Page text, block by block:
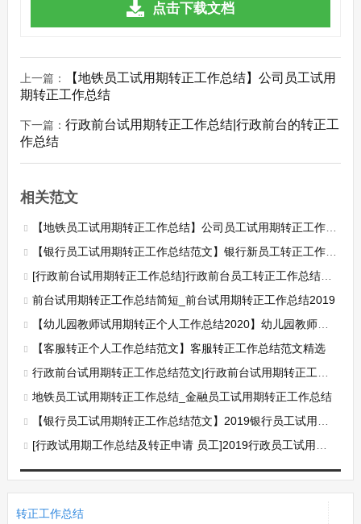
点击下载文档
上一篇：
【地铁员工试用期转正工作总结】公司员工试用
期转正工作总结
下一篇： 行政前台试用期转正工作总结|行政前台的转正工
作总结
相关范文
【地铁员工试用期转正工作总结】公司员工试用期转正工作总结
【银行员工试用期转正工作总结范文】银行新员工转正工作总结范文
[行政前台试用期转正工作总结]行政前台员工转正工作总结2019
前台试用期转正工作总结简短_前台试用期转正工作总结2019
【幼儿园教师试用期转正个人工作总结2020】幼儿园教师试用期转正个人工作总结
【客服转正个人工作总结范文】客服转正工作总结范文精选
行政前台试用期转正工作总结范文|行政前台试用期转正工作总结2019
地铁员工试用期转正工作总结_金融员工试用期转正工作总结
【银行员工试用期转正工作总结范文】2019银行员工试用期转正工作总结
[行政试用期工作总结及转正申请 员工]2019行政员工试用期转正工作总结
转正工作总结